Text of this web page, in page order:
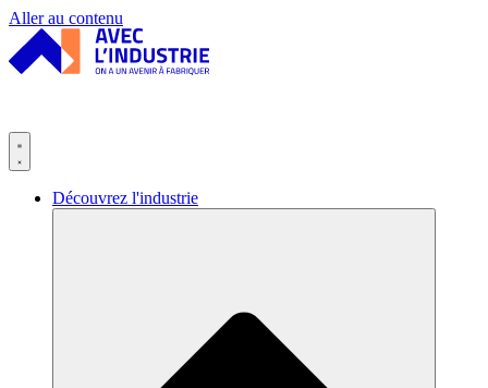
Panneau de gestion des cookies
Aller au contenu
Découvrez l'industrie